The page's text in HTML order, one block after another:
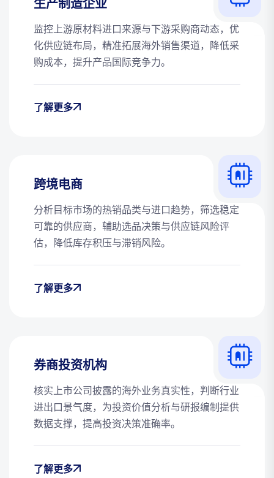
监控上游原材料进口来源与下游采购商动态，优
化供应链布局，精准拓展海外销售渠道，降低采
购成本，提升产品国际竞争力。
了解更多
跨境电商
分析目标市场的热销品类与进口趋势，筛选稳定
可靠的供应商，辅助选品决策与供应链风险评
估，降低库存积压与滞销风险。
了解更多
券商投资机构
核实上市公司披露的海外业务真实性，判断行业
进出口景气度，为投资价值分析与研报编制提供
数据支撑，提高投资决策准确率。
了解更多